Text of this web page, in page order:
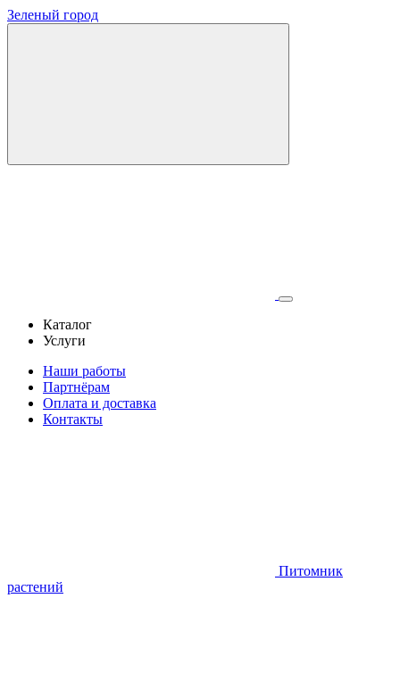
Зеленый город
Каталог
Услуги
Наши работы
Партнёрам
Оплата и доставка
Контакты
Питомник
растений